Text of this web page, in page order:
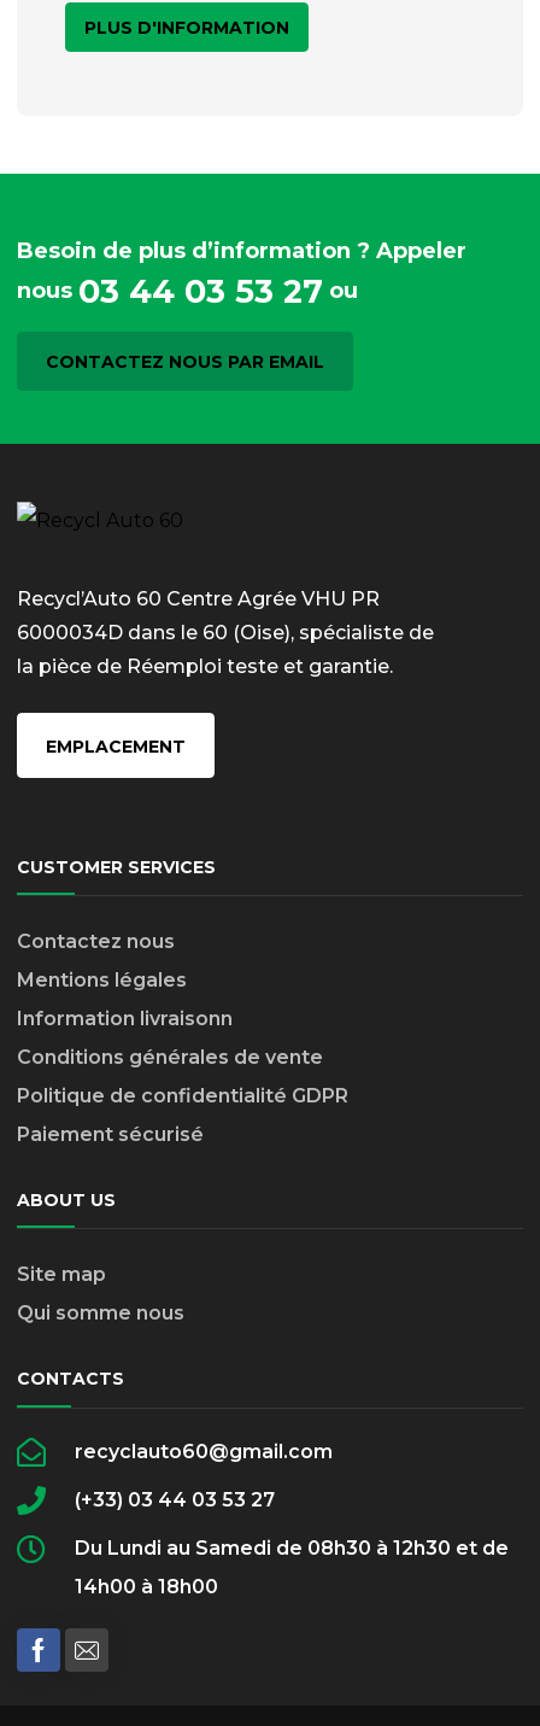
PLUS D'INFORMATION
Besoin de plus d’information ? Appeler
nous 03 44 03 53 27 ou
CONTACTEZ NOUS PAR EMAIL
Recycl’Auto 60 Centre Agrée VHU PR
6000034D dans le 60 (Oise), spécialiste de
la pièce de Réemploi teste et garantie.
EMPLACEMENT
CUSTOMER SERVICES
Contactez nous
Mentions légales
Information livraisonn
Conditions générales de vente
Politique de confidentialité GDPR
Paiement sécurisé
ABOUT US
Site map
Qui somme nous
CONTACTS
recyclauto60@gmail.com
(+33) 03 44 03 53 27
Du Lundi au Samedi de 08h30 à 12h30 et de
14h00 à 18h00